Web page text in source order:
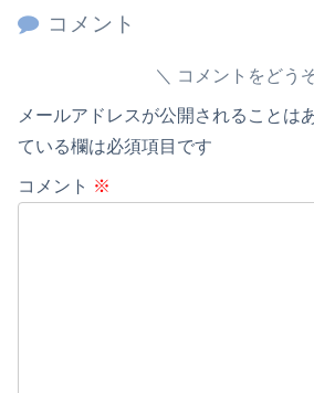
コメント
コメントをどう
メールアドレスが公開されることは
ている欄は必須項目です
コメント ※